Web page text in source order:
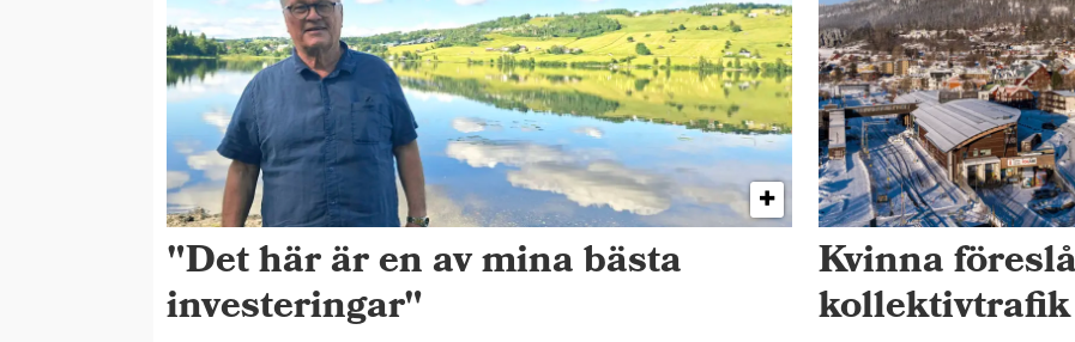
"Det här är en av mina bästa
investeringar"
Kvinna